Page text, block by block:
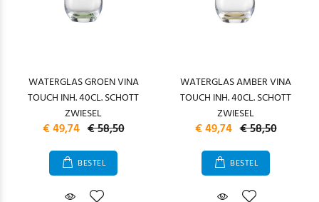
WATERGLAS GROEN VINA
TOUCH INH. 40CL. SCHOTT
ZWIESEL
€ 49,74 € 58,50
BESTEL
WATERGLAS AMBER VINA
TOUCH INH. 40CL. SCHOTT
ZWIESEL
€ 49,74 € 58,50
BESTEL